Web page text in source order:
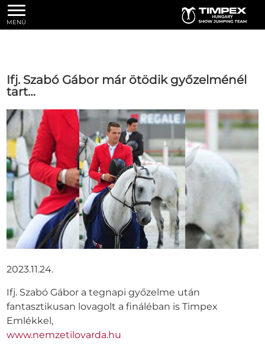
MENÜ
Ifj. Szabó Gábor már ötödik győzelménél
tart…
2023.11.24.
Ifj. Szabó Gábor a tegnapi győzelme után
fantasztikusan lovagolt a fináléban is Timpex
Emlékkel,
www.nemzetilovarda.hu